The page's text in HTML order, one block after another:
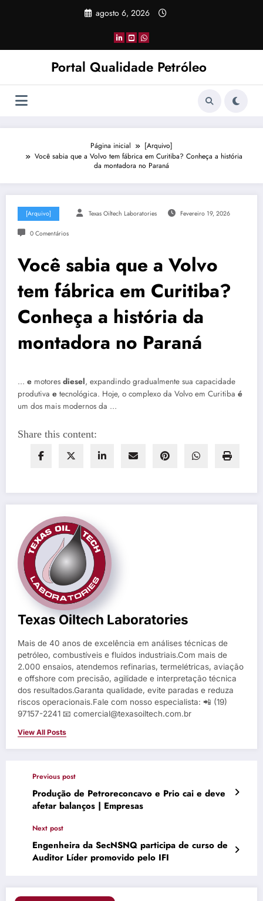
agosto 6, 2026
Portal Qualidade Petróleo
Página inicial
[Arquivo]
Você sabia que a Volvo tem fábrica em Curitiba? Conheça a história
da montadora no Paraná
[Arquivo] Texas Oiltech Laboratories Fevereiro 19, 2026
0 Comentários
Você sabia que a Volvo
tem fábrica em Curitiba?
Conheça a história da
montadora no Paraná
… e motores diesel, expandindo gradualmente sua capacidade
produtiva e tecnológica. Hoje, o complexo da Volvo em Curitiba é
um dos mais modernos da …
Share this content:
Texas Oiltech Laboratories
Mais de 40 anos de excelência em análises técnicas de
petróleo, combustíveis e fluidos industriais.Com mais de
2.000 ensaios, atendemos refinarias, termelétricas, aviação
e offshore com precisão, agilidade e interpretação técnica
dos resultados.Garanta qualidade, evite paradas e reduza
riscos operacionais.Fale com nosso especialista: 📲 (19)
97157-2241 📧 comercial@texasoiltech.com.br
View All Posts
Previous post
Produção de Petroreconcavo e Prio cai e deve
afetar balanços | Empresas
Next post
Engenheira da SecNSNQ participa de curso de
Auditor Líder promovido pelo IFI